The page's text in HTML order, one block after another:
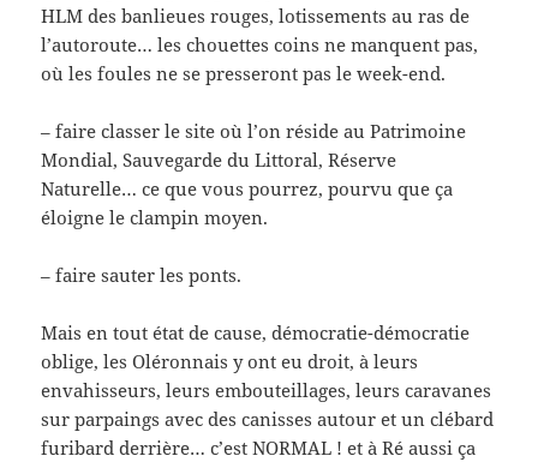
HLM des banlieues rouges, lotissements au ras de
l’autoroute… les chouettes coins ne manquent pas,
où les foules ne se presseront pas le week-end.
– faire classer le site où l’on réside au Patrimoine
Mondial, Sauvegarde du Littoral, Réserve
Naturelle… ce que vous pourrez, pourvu que ça
éloigne le clampin moyen.
– faire sauter les ponts.
Mais en tout état de cause, démocratie-démocratie
oblige, les Oléronnais y ont eu droit, à leurs
envahisseurs, leurs embouteillages, leurs caravanes
sur parpaings avec des canisses autour et un clébard
furibard derrière… c’est NORMAL ! et à Ré aussi ça